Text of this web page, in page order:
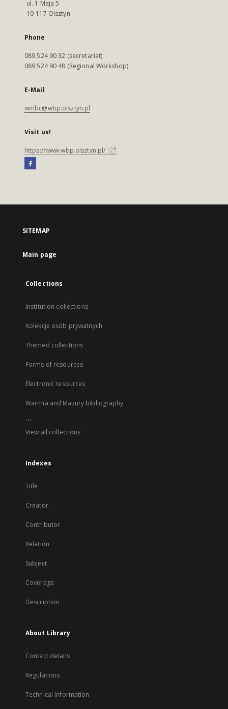
ul. 1 Maja 5
10-117 Olsztyn
Phone
089 524 90 32 (secretariat)
089 524 90 48 (Regional Workshop)
E-Mail
wmbc@wbp.olsztyn.pl
Visit us!
https://www.wbp.olsztyn.pl/
SITEMAP
Main page
Collections
Institution collections
Kolekcje osób prywatnych
Themed collections
Forms of resources
Electronic resources
Warmia and Mazury bibliography
...
View all collections
Indexes
Title
Creator
Contributor
Relation
Subject
Coverage
Description
About Library
Contact details
Regulations
Technical Information